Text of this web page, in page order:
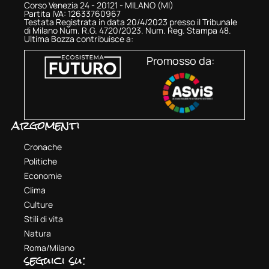
Corso Venezia 24 - 20121 - MILANO (MI)
Partita IVA: 12633760967
Testata Registrata in data 20/4/2023 presso il Tribunale
di Milano Num. R.G. 4720/2023. Num. Reg. Stampa 48.
Ultima Bozza contribuisce a:
Promosso da:
argomenti
Cronache
Politiche
Economie
Clima
Culture
Stili di vita
Natura
Roma/Milano
seguici su: